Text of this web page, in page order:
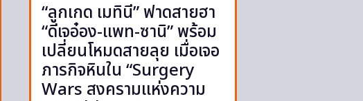
“ลูกเกด เมทินี” ฟาดสายฮา
“ดีเจอ๋อง-แพท-ซานิ” พร้อม
เปลี่ยนโหมดสายลุย เมื่อเจอ
ภารกิจหินใน “Surgery
Wars สงครามแห่งความ